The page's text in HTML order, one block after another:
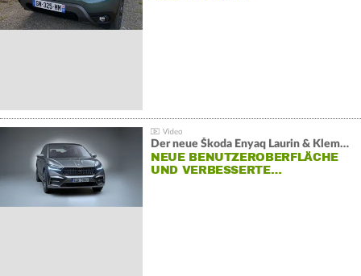
Der neue Škoda Enyaq Laurin & Klement
NEUE BENUTZEROBERFLÄCHE
UND VERBESSERTE…